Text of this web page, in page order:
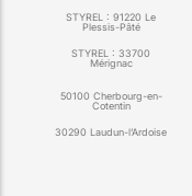
STYREL :91220 Le
Plessis-Pâté
STYREL :33700
Mérignac
50100 Cherbourg-en-
Cotentin
30290 Laudun-l’Ardoise